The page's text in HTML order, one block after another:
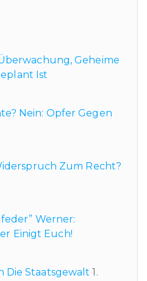
Geheime
Ist
Nein: Opfer Gegen
Zum Recht?
Werner:
Einigt Euch!
Die Staatsgewalt 1.